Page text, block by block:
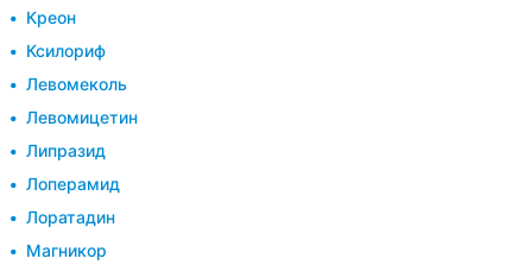
Креон
Ксилориф
Левомеколь
Левомицетин
Липразид
Лоперамид
Лоратадин
Магникор